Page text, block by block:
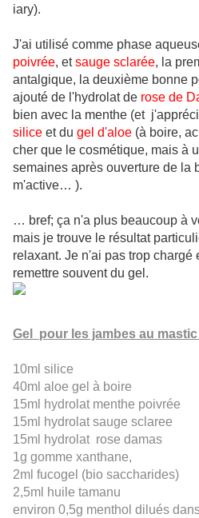
iary).
J'ai utilisé comme phase
poivrée, et sauge sclarée, la
antalgique, la deuxième bonne
ajouté de l'hydrolat de rose de
bien avec la menthe (et
silice et du gel d'aloe (à boire,
cher que le cosmétique, mais à
semaines après ouverture de la
m'active… ).
… bref; ça n'a plus beaucoup à
mais je trouve le résultat
relaxant. Je n'ai pas trop chargé
remettre souvent du gel.
Gel pour les jambes au
10ml silice
40ml aloe gel à boire
15ml hydrolat menthe poivrée
15ml hydrolat sauge sclaree
15ml hydrolat rose damas
1g gomme xanthane,
2ml fucogel (bio saccharides)
2,5ml huile tamanu
environ 0,5g menthol dilués